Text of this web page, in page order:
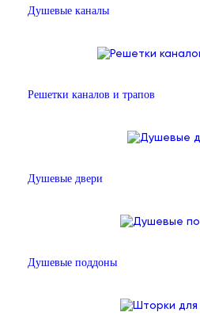
Душевые каналы
Решетки каналов и трапов
Душевые двери
Душевые поддоны